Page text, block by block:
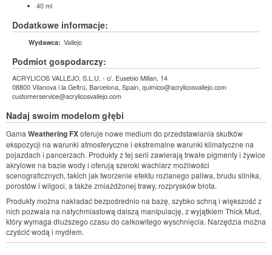
40 ml
Dodatkowe informacje:
Wydawca: Vallejo
Podmiot gospodarczy:
ACRYLICOS VALLEJO, S.L.U. - c/. Eusebio Millan, 14
08800 Vilanova i la Geltrú, Barcelona, Spain, quimico@acrylicosvallejo.com
customerservice@acrylicosvallejo.com
Nadaj swoim modelom głębi
Gama Weathering FXoferuje nowe medium do przedstawiania skutków
ekspozycji na warunki atmosferyczne i ekstremalne warunki klimatyczne na
pojazdach i pancerzach. Produkty z tej serii zawierają trwałe pigmenty i żywice
akrylowe na bazie wody i oferują szeroki wachlarz możliwości
scenograficznych, takich jak tworzenie efektu rozlanego paliwa, brudu silnika,
porostów i wilgoci, a także zmiażdżonej trawy, rozprysków błota.
Produkty można nakładać bezpośrednio na bazę, szybko schną i większość z
nich pozwala na natychmiastową dalszą manipulację, z wyjątkiem Thick Mud,
który wymaga dłuższego czasu do całkowitego wyschnięcia. Narzędzia można
czyścić wodą i mydłem.